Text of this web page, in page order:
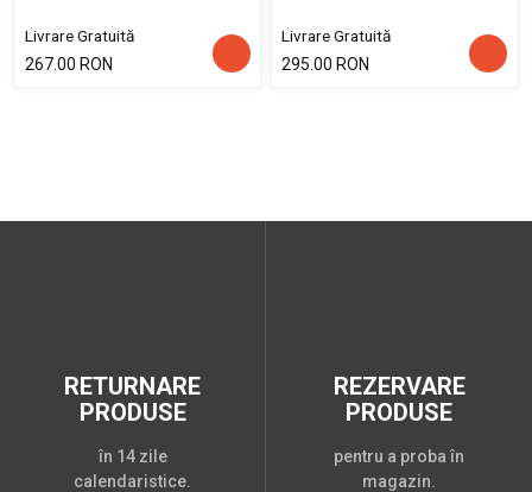
Livrare Gratuită
267.00 RON
Livrare Gratuită
295.00 RON
RETURNARE
PRODUSE
în 14 zile
calendaristice.
REZERVARE
PRODUSE
pentru a proba în
magazin.